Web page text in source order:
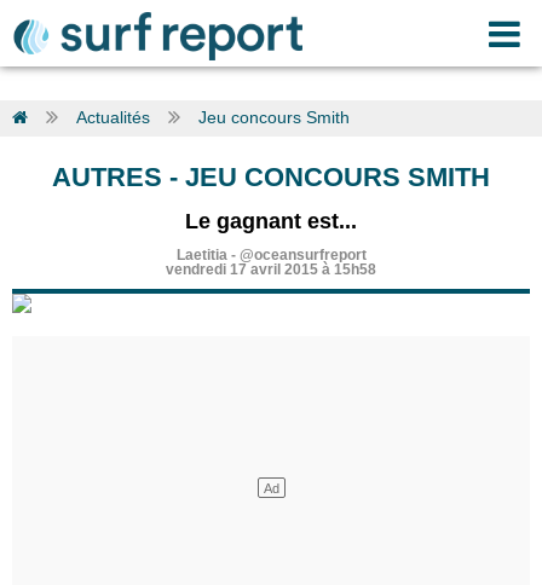
Actualités Jeu concours Smith
AUTRES - JEU CONCOURS SMITH
Le gagnant est...
Laetitia- @oceansurfreport
vendredi 17 avril 2015 à 15h58